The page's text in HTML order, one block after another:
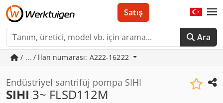
Ara
Satış
/ ... / İlan numarası: A222-16222
Endüstriyel santrifüj pompa SIHI
SIHI 3~ FLSD112M